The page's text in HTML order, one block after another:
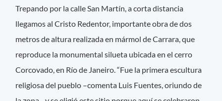
Trepando por la calle San Martín, a corta distancia
llegamos al Cristo Redentor, importante obra de dos
metros de altura realizada en mármol de Carrara, que
reproduce la monumental silueta ubicada en el cerro
Corcovado, en Río de Janeiro. “Fue la primera escultura
religiosa del pueblo –comenta Luis Fuentes, oriundo de